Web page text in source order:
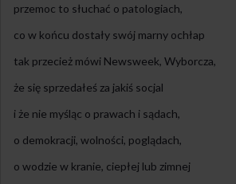
przemoc to słuchać o patologiach,
co w końcu dostały swój marny ochłap
tak przecież mówi Newsweek, Wyborcza,
że się sprzedałeś za jakiś socjal
i że nie myśląc o prawach i sądach,
o demokracji, wolności, poglądach,
o wodzie w kranie, ciepłej lub zimnej